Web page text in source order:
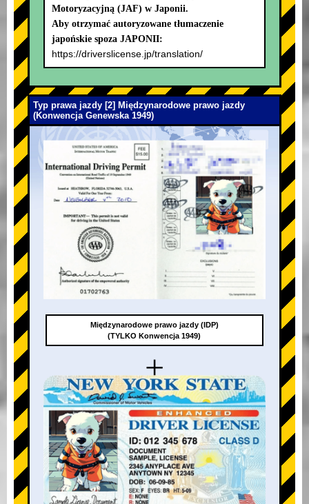
Motoryzacyjną (JAF) w Japonii.
Aby otrzymać autoryzowane tłumaczenie
japońskie spoza JAPONII:
https://driverslicense.jp/translation/
Typ prawa jazdy [2] Międzynarodowe prawo jazdy
(Konwencja Genewska 1949)
+
Międzynarodowe prawo jazdy (IDP)
(TYLKO Konwencja 1949)